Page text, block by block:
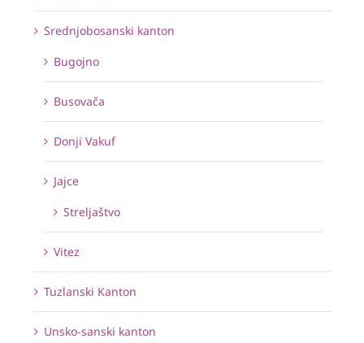
Srednjobosanski kanton
Bugojno
Busovača
Donji Vakuf
Jajce
Streljaštvo
Vitez
Tuzlanski Kanton
Unsko-sanski kanton